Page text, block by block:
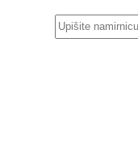
Pretraga